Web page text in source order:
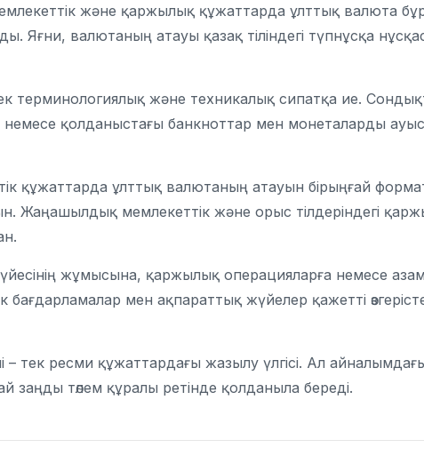
және қаржылық құжаттарда ұлттық валюта
Яғни, валютаның атауы қазақ тіліндегі түпнұсқа
терминологиялық және техникалық сипатқа ие.
қолданыстағы банкноттар мен монеталарды
құжаттарда ұлттық валютаның атауын бірыңғай
Жаңашылдық мемлекеттік және орыс тілдеріндегі
жүйесінің жұмысына, қаржылық операцияларға немесе
бағдарламалар мен ақпараттық жүйелер қажетті
– тек ресми құжаттардағы жазылу үлгісі. Ал
төлем құралы ретінде қолданыла береді.